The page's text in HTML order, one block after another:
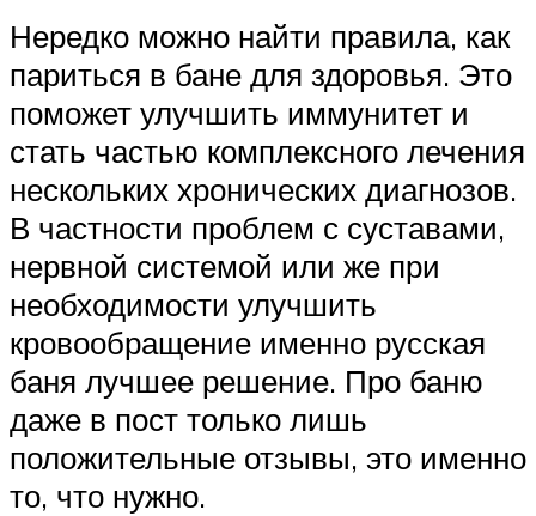
Нередко можно найти правила, как
париться в бане для здоровья. Это
поможет улучшить иммунитет и
стать частью комплексного лечения
нескольких хронических диагнозов.
В частности проблем с суставами,
нервной системой или же при
необходимости улучшить
кровообращение именно русская
баня лучшее решение. Про баню
даже в пост только лишь
положительные отзывы, это именно
то, что нужно.